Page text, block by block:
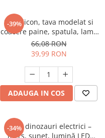
-39%
Set silicon, tava modelat si
coacere paine, spatula, lama
crestat
66,08 RON
39,99 RON
ADAUGA IN COS
-34%
Set 3 dinozauri electrici –
mers, sunet, lumină LED